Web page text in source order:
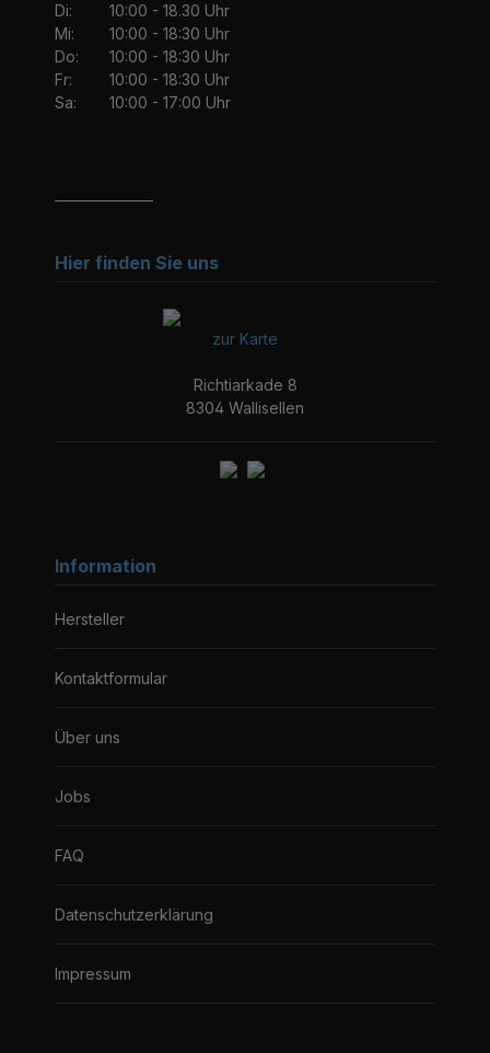
Di:
10:00 - 18.30 Uhr
Mi:
10:00 - 18:30 Uhr
Do:
10:00 - 18:30 Uhr
Fr:
10:00 - 18:30 Uhr
Sa:
10:00 - 17:00 Uhr
Hier finden Sie uns
zur Karte
Richtiarkade 8
8304 Wallisellen
Information
Hersteller
Kontaktformular
Über uns
Jobs
FAQ
Datenschutzerklärung
Impressum